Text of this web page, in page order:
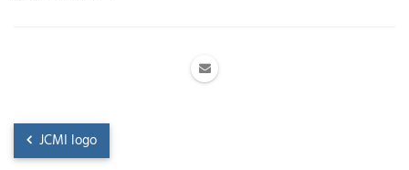
JCMI logo